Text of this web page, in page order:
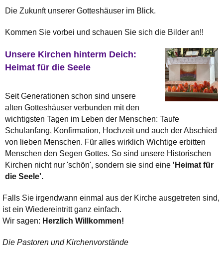
Die Zukunft unserer Gotteshäuser im Blick.
Kommen Sie vorbei und schauen Sie sich die Bilder an!!
Unsere Kirchen hinterm Deich:
Heimat für die Seele
Seit Generationen schon sind unsere
alten Gotteshäuser verbunden mit den
wichtigsten Tagen im Leben der Menschen: Taufe
Schulanfang, Konfirmation, Hochzeit und auch der Abschied
von lieben Menschen. Für alles wirklich Wichtige erbitten
Menschen den Segen Gottes. So sind unsere Historischen
Kirchen nicht nur 'schön', sondern sie sind eine 'Heimat für
die Seele'.
Falls Sie irgendwann einmal aus der Kirche ausgetreten sind,
ist ein Wiedereintritt ganz einfach.
Wir sagen: Herzlich Willkommen!
Die Pastoren und Kirchenvorstände